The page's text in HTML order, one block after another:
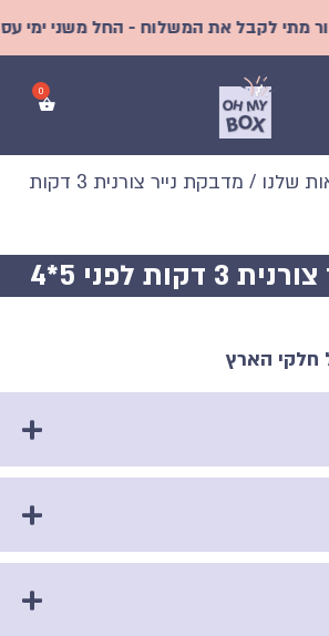
לקבל את המשלוח - החל משני ימי
שלנו
/ מדבקת נייר צורנית 3 דקות
חלקי הארץ
לפני 5*4